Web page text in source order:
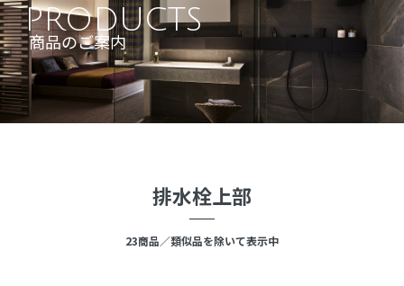
PRODUCTS
商品のご案内
排水栓上部
23商品／類似品を除いて表示中